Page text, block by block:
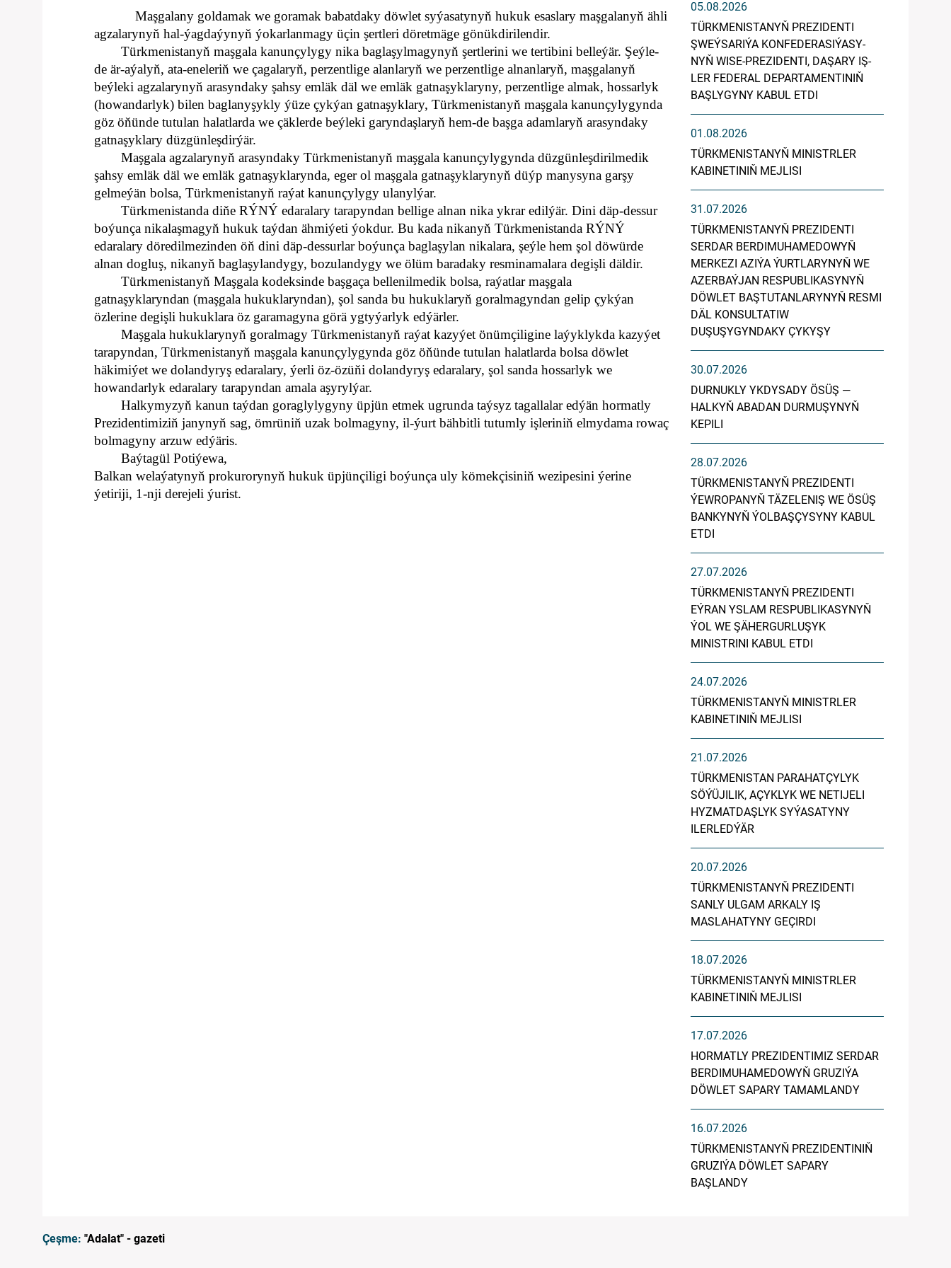
Maşgalany goldamak we goramak babatdaky döwlet syýasatynyň hukuk esaslary maşgalanyň ähli
agzalarynyň hal-ýagdaýynyň ýokarlanmagy üçin şertleri döretmäge gönükdirilendir.
Türkmenistanyň maşgala kanunçylygy nika baglaşylmagynyň şertlerini we tertibini belleýär. Şeýle-
de är-aýalyň, ata-eneleriň we çagalaryň, perzentlige alanlaryň we perzentlige alnanlaryň, maşgalanyň
beýleki agzalarynyň arasyndaky şahsy emläk däl we emläk gatnaşyklaryny, perzentlige almak, hossarlyk
(howandarlyk) bilen baglanyşykly ýüze çykýan gatnaşyklary, Türkmenistanyň maşgala kanunçylygynda
göz öňünde tutulan halatlarda we çäklerde beýleki garyndaşlaryň hem-de başga adamlaryň arasyndaky
gatnaşyklary düzgünleşdirýär.
Maşgala agzalarynyň arasyndaky Türkmenistanyň maşgala kanunçylygynda düzgünleşdirilmedik
şahsy emläk däl we emläk gatnaşyklarynda, eger ol maşgala gatnaşyklarynyň düýp manysyna garşy
gelmeýän bolsa, Türkmenistanyň raýat kanunçylygy ulanylýar.
Türkmenistanda diňe RÝNÝ edaralary tarapyndan bellige alnan nika ykrar edilýär. Dini däp-dessur
boýunça nikalaşmagyň hukuk taýdan ähmiýeti ýokdur. Bu kada nikanyň Türkmenistanda RÝNÝ
edaralary döredilmezinden öň dini däp-dessurlar boýunça baglaşylan nikalara, şeýle hem şol döwürde
alnan dogluş, nikanyň baglaşylandygy, bozulandygy we ölüm baradaky resminamalara degişli däldir.
Türkmenistanyň Maşgala kodeksinde başgaça bellenilmedik bolsa, raýatlar maşgala
gatnaşyklaryndan (maşgala hukuklaryndan), şol sanda bu hukuklaryň goralmagyndan gelip çykýan
özlerine degişli hukuklara öz garamagyna görä ygtyýarlyk edýärler.
Maşgala hukuklarynyň goralmagy Türkmenistanyň raýat kazyýet önümçiligine laýyklykda kazyýet
tarapyndan, Türkmenistanyň maşgala kanunçylygynda göz öňünde tutulan halatlarda bolsa döwlet
häkimiýet we dolandyryş edaralary, ýerli öz-özüňi dolandyryş edaralary, şol sanda hossarlyk we
howandarlyk edaralary tarapyndan amala aşyrylýar.
Halkymyzyň kanun taýdan goraglylygyny üpjün etmek ugrunda taýsyz tagallalar edýän hormatly
Prezidentimiziň janynyň sag, ömrüniň uzak bolmagyny, il-ýurt bähbitli tutumly işleriniň elmydama rowaç
bolmagyny arzuw edýäris.
Baýtagül Potiýewa,
Balkan welaýatynyň prokurorynyň hukuk üpjünçiligi boýunça uly kömekçisiniň wezipesini ýerine
ýetiriji, 1-nji derejeli ýurist.
05.08.2026
TÜRK­ME­NIS­TA­NYŇ PREZIDENTI
ŞWEÝ­SA­RI­ÝA KON­FE­DE­RA­SI­ÝA­SY­
NYŇ WI­SE-PREZIDENTI, DA­ŞA­RY IŞ­
LER FE­DE­RAL DE­PAR­TA­MEN­TI­NIŇ
BAŞ­LY­GY­NY KA­BUL ET­DI
01.08.2026
TÜRKMENISTANYŇ MINISTRLER
KABINETINIŇ MEJLISI
31.07.2026
TÜRKMENISTANYŇ PREZIDENTI
SERDAR BERDIMUHAMEDOWYŇ
MERKEZI AZIÝA ÝURTLARYNYŇ WE
AZERBAÝJAN RESPUBLIKASYNYŇ
DÖWLET BAŞTUTANLARYNYŇ RESMI
DÄL KONSULTATIW
DUŞUŞYGYNDAKY ÇYKYŞY
30.07.2026
DURNUKLY YKDYSADY ÖSÜŞ —
HALKYŇ ABADAN DURMUŞYNYŇ
KEPILI
28.07.2026
TÜRKMENISTANYŇ PREZIDENTI
ÝEWROPANYŇ TÄZELENIŞ WE ÖSÜŞ
BANKYNYŇ ÝOLBAŞÇYSYNY KABUL
ETDI
27.07.2026
TÜRKMENISTANYŇ PREZIDENTI
EÝRAN YSLAM RESPUBLIKASYNYŇ
ÝOL WE ŞÄHERGURLUŞYK
MINISTRINI KABUL ETDI
24.07.2026
TÜRKMENISTANYŇ MINISTRLER
KABINETINIŇ MEJLISI
21.07.2026
TÜRKMENISTAN PARAHATÇYLYK
SÖÝÜJILIK, AÇYKLYK WE NETIJELI
HYZMATDAŞLYK SYÝASATYNY
ILERLEDÝÄR
20.07.2026
TÜRKMENISTANYŇ PREZIDENTI
SANLY ULGAM ARKALY IŞ
MASLAHATYNY GEÇIRDI
18.07.2026
TÜRKMENISTANYŇ MINISTRLER
KABINETINIŇ MEJLISI
17.07.2026
HORMATLY PREZIDENTIMIZ SERDAR
BERDIMUHAMEDOWYŇ GRUZIÝA
DÖWLET SAPARY TAMAMLANDY
16.07.2026
TÜRKMENISTANYŇ PREZIDENTINIŇ
GRUZIÝA DÖWLET SAPARY
BAŞLANDY
Çeşme: "Adalat" - gazeti